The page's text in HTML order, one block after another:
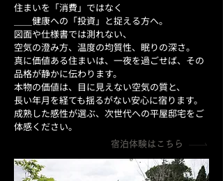
住まいを「消費」ではなく
＿＿健康への「投資」と捉える方へ。
図面や仕様書では測れない、
空気の澄み方、温度の均質性、眠りの深さ。
真に価値ある住まいは、一夜を過ごせば、その
品格が静かに伝わります。
本物の価値は、目に見えない空気の質と、
長い年月を経ても揺るがない安心に宿ります。
成熟した感性が選ぶ、次世代への平屋邸宅をご
体感ください。
宿泊体験はこちら